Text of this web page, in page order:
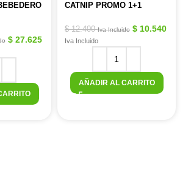
$ 27.625
CATNIP PROMO 1+1
$12.400 Iva Incluido $ 10.540
Iva Incluido
AÑADIR AL CARRITO